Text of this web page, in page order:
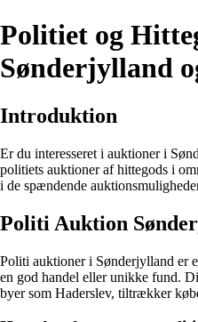
Politiet og
Sønderjylland
Introduktion
Er du interesseret i auktioner i
politiets auktioner af hittegods i
i de spændende
Politi Auktion
Politi auktioner i Sønderjylland er
en god handel eller unikke fund.
byer som Haderslev, tiltrækker